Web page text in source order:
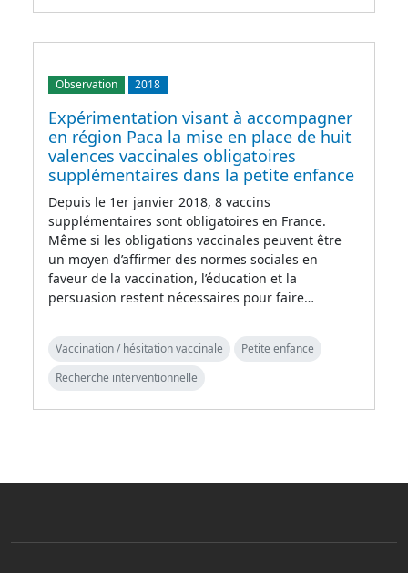
Observation 2018
Expérimentation visant à accompagner
en région Paca la mise en place de huit
valences vaccinales obligatoires
supplémentaires dans la petite enfance
Depuis le 1er janvier 2018, 8 vaccins
supplémentaires sont obligatoires en France.
Même si les obligations vaccinales peuvent être
un moyen d’affirmer des normes sociales en
faveur de la vaccination, l’éducation et la
persuasion restent nécessaires pour faire…
Vaccination / hésitation vaccinale
Petite enfance
Recherche interventionnelle